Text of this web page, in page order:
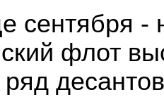
сентября -
флот